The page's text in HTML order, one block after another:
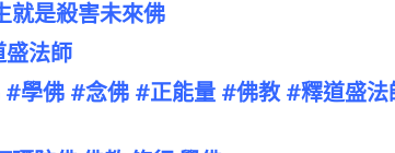
就是殺害未來佛
盛法師
#學佛 #念佛 #正能量 #佛教 #釋道盛法